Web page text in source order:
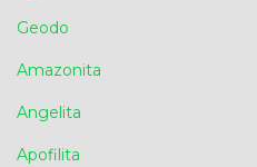
Geodo
Amazonita
Angelita
Apofilita